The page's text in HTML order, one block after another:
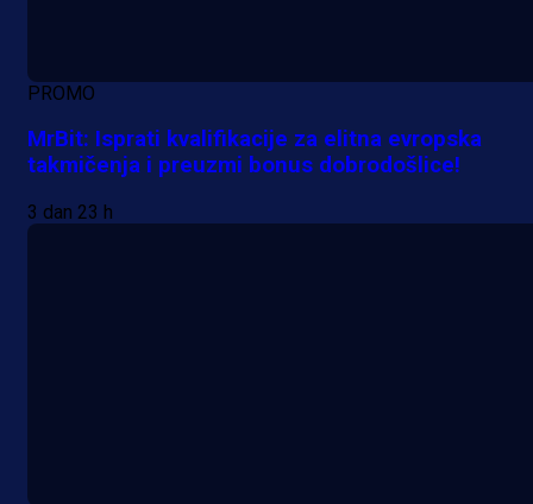
PROMO
MrBit: Isprati kvalifikacije za elitna evropska
takmičenja i preuzmi bonus dobrodošlice!
3 dan 23 h